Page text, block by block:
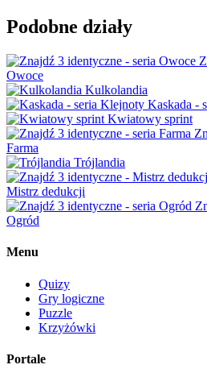
Podobne działy
Owoce
Kulkolandia
Kaskada -
Kwiatowy sprint
Farma
Trójlandia
Mistrz dedukcji
Ogród
Menu
Quizy
Gry logiczne
Puzzle
Krzyżówki
Portale